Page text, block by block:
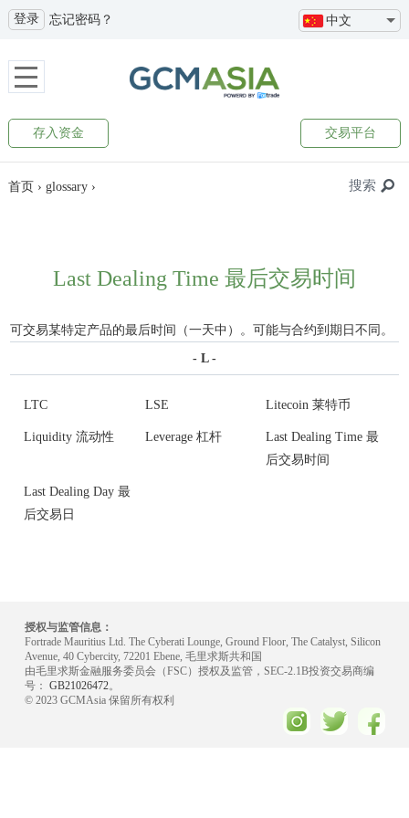
中文
登录 忘记密码？
存入资金 交易平台
首页 › glossary › 搜索
Last Dealing Time 最后交易时间
可交易某特定产品的最后时间（一天中）。可能与合约到期日不同。
- L -
LTC LSE Litecoin 莱特币
Liquidity 流动性 Leverage 杠杆
Last Dealing Time 最
后交易时间
Last Dealing Day 最
后交易日
授权与监管信息：
Fortrade Mauritius Ltd. The Cyberati Lounge, Ground Floor, The Catalyst, Silicon
Avenue, 40 Cybercity, 72201 Ebene, 毛里求斯共和国
由毛里求斯金融服务委员会（FSC）授权及监管，SEC-2.1B投资交易商编
号： GB21026472。
© 2023 GCMAsia 保留所有权利